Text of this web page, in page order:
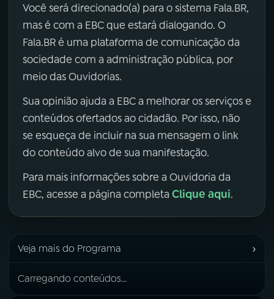
Você será direcionado(a) para o sistema Fala.BR,
mas é com a EBC que estará dialogando. O
Fala.BR é uma plataforma de comunicação da
sociedade com a administração pública, por
meio das Ouvidorias.
Sua opinião ajuda a EBC a melhorar os serviços e
conteúdos ofertados ao cidadão. Por isso, não
se esqueça de incluir na sua mensagem o link
do conteúdo alvo de sua manifestação.
Para mais informações sobre a Ouvidoria da
EBC, acesse a página completa Clique aqui.
Veja mais do Programa ›
Carregando conteúdos...